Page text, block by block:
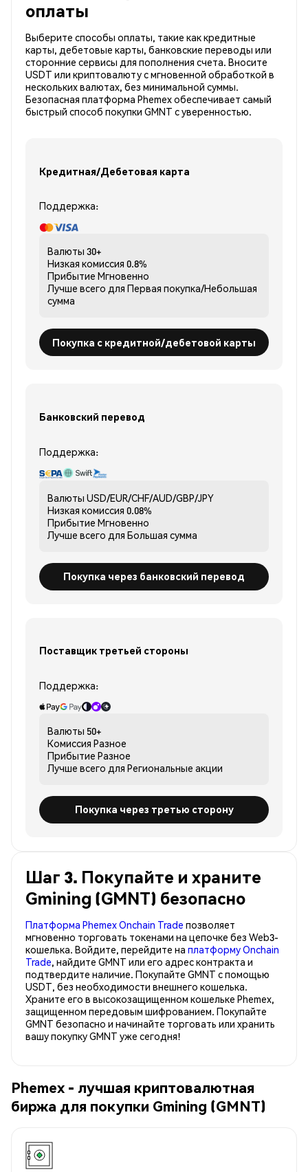
оплаты
Выберите способы оплаты, такие как кредитные
карты, дебетовые карты, банковские переводы или
сторонние сервисы для пополнения счета. Вносите
USDT или криптовалюту с мгновенной обработкой в
нескольких валютах, без минимальной суммы.
Безопасная платформа Phemex обеспечивает самый
быстрый способ покупки GMNT с уверенностью.
Кредитная/Дебетовая карта
Поддержка:
Валюты 30+
Низкая комиссия 0.8%
Прибытие Мгновенно
Лучше всего для Первая покупка/Небольшая
сумма
Покупка с кредитной/дебетовой карты
Банковский перевод
Поддержка:
Валюты USD/EUR/CHF/AUD/GBP/JPY
Низкая комиссия 0.08%
Прибытие Мгновенно
Лучше всего для Большая сумма
Покупка через банковский перевод
Поставщик третьей стороны
Поддержка:
Валюты 50+
Комиссия Разное
Прибытие Разное
Лучше всего для Региональные акции
Покупка через третью сторону
Шаг 3. Покупайте и храните
Gmining (GMNT) безопасно
Платформа Phemex Onchain Trade позволяет
мгновенно торговать токенами на цепочке без Web3-
кошелька. Войдите, перейдите на платформу Onchain
Trade, найдите GMNT или его адрес контракта и
подтвердите наличие. Покупайте GMNT с помощью
USDT, без необходимости внешнего кошелька.
Храните его в высокозащищенном кошельке Phemex,
защищенном передовым шифрованием. Покупайте
GMNT безопасно и начинайте торговать или хранить
вашу покупку GMNT уже сегодня!
Phemex - лучшая криптовалютная
биржа для покупки Gmining (GMNT)